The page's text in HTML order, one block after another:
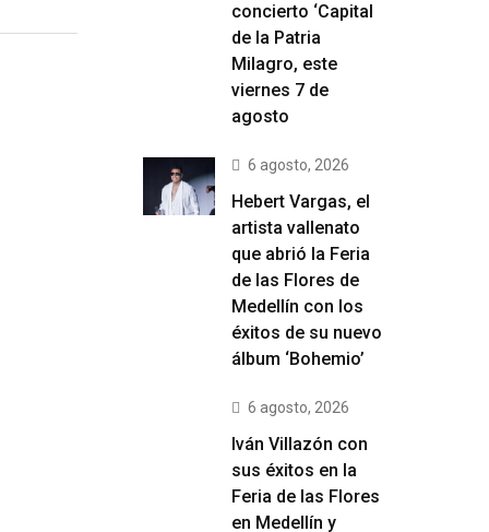
concierto ‘Capital
de la Patria
Milagro, este
viernes 7 de
agosto
6 agosto, 2026
Hebert Vargas, el
artista vallenato
que abrió la Feria
de las Flores de
Medellín con los
éxitos de su nuevo
álbum ‘Bohemio’
6 agosto, 2026
Iván Villazón con
sus éxitos en la
Feria de las Flores
en Medellín y